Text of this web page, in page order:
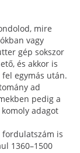
mire
vagy
gép sokszor
és akkor is
egymás után.
ad
pedig a
adagot
is
1360–1500